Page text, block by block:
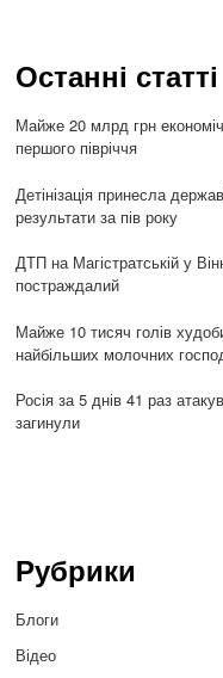
Останні статті
Майже 20 млрд грн
першого півріччя
Детінізація принесла
результати за пів року
ДТП на Магістратській у
постраждалий
Майже 10 тисяч голів
найбільших молочних
Росія за 5 днів 41 раз
загинули
Рубрики
Блоги
Відео